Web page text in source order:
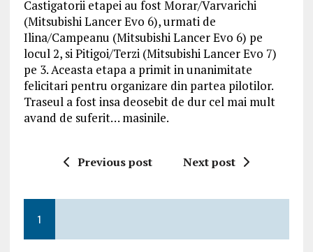
Castigatorii etapei au fost Morar/Varvarichi
(Mitsubishi Lancer Evo 6), urmati de
Ilina/Campeanu (Mitsubishi Lancer Evo 6) pe
locul 2, si Pitigoi/Terzi (Mitsubishi Lancer Evo 7)
pe 3. Aceasta etapa a primit in unanimitate
felicitari pentru organizare din partea pilotilor.
Traseul a fost insa deosebit de dur cel mai mult
avand de suferit… masinile.
Previous post Next post
1